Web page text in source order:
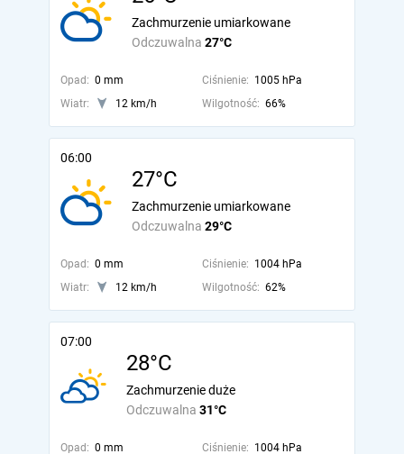
Odczuwalna 27°C
Zachmurzenie umiarkowane
Opad: 0 mm Ciśnienie: 1005 hPa
Wiatr:
12 km/h Wilgotność: 66%
06:00
27°C
Odczuwalna 29°C
Zachmurzenie umiarkowane
Opad: 0 mm Ciśnienie: 1004 hPa
Wiatr:
12 km/h Wilgotność: 62%
07:00
28°C
Odczuwalna 31°C
Zachmurzenie duże
Opad: 0 mm Ciśnienie: 1004 hPa